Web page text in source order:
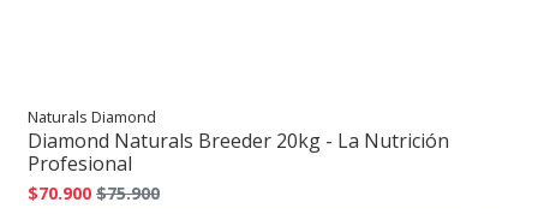
Naturals Diamond
Diamond Naturals Breeder 20kg - La Nutrición
Profesional
$70.900 $75.900